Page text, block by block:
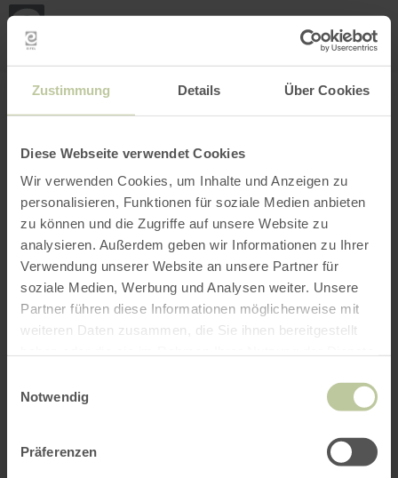
Zustimmung Details Über Cookies
Diese Webseite verwendet Cookies
Wir verwenden Cookies, um Inhalte und Anzeigen zu
personalisieren, Funktionen für soziale Medien anbieten
zu können und die Zugriffe auf unsere Website zu
analysieren. Außerdem geben wir Informationen zu Ihrer
Verwendung unserer Website an unsere Partner für
soziale Medien, Werbung und Analysen weiter. Unsere
Partner führen diese Informationen möglicherweise mit
weiteren Daten zusammen, die Sie ihnen bereitgestellt
Notwendig
Präferenzen
CARTE INTERACTIVE
ma
Ouvrir le filtre